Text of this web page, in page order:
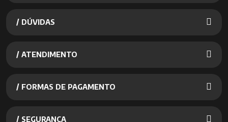
/ DÚVIDAS
/ ATENDIMENTO
/ FORMAS DE PAGAMENTO
/ SEGURANÇA